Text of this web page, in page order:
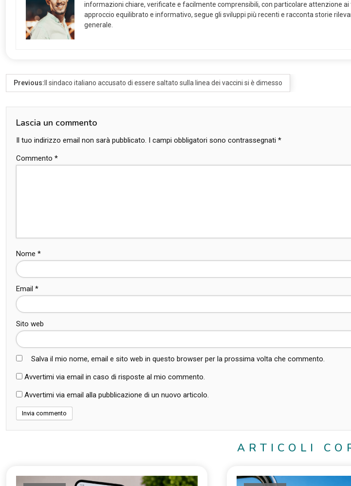
informazioni chiare, verificate e facilmente comprensibili, con particolare attenzione
approccio equilibrato e informativo, segue gli sviluppi più recenti e racconta storie
generale.
Previous: Il sindaco italiano accusato di essere saltato sulla linea dei vaccini si è dimesso
Lascia un commento
Il tuo indirizzo email non sarà pubblicato. I campi obbligatori sono contrassegnati *
Commento *
Nome *
Email *
Sito web
Salva il mio nome, email e sito web in questo browser per la prossima volta che commento.
Avvertimi via email in caso di risposte al mio commento.
Avvertimi via email alla pubblicazione di un nuovo articolo.
ARTICOLI